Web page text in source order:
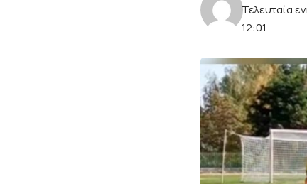
Τελευταία
12:01